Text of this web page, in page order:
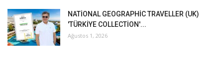
NATİONAL GEOGRAPHİC TRAVELLER (UK)
'TÜRKİYE COLLECTİON'...
Ağustos 1, 2026